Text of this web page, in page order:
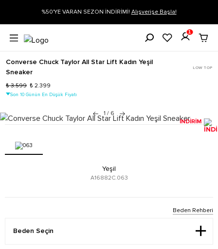
%50'YE VARAN SEZON İNDİRİMİ! Alışverişe Başla!
1
Converse Chuck Taylor All Star Lift Kadın Yeşil
Sneaker
LOW TOP
₺ 3.599 ₺ 2.399
Son 10 Günün En Düşük Fiyatı
1 / 6
İNDİRİM
Yeşil
A16882C.063
Beden Rehberi